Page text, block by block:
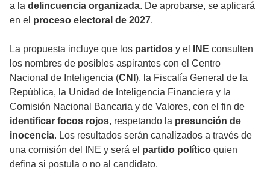
a la delincuencia organizada. De aprobarse, se aplicará
en el proceso electoral de 2027.
La propuesta incluye que los partidos y el INE consulten
los nombres de posibles aspirantes con el Centro
Nacional de Inteligencia (CNI ), la Fiscalía General de la
República, la Unidad de Inteligencia Financiera y la
Comisión Nacional Bancaria y de Valores, con el fin de
identificar focos rojos, respetando la presunción de
inocencia. Los resultados serán canalizados a través de
una comisión del INE y será el partido político quien
defina si postula o no al candidato.